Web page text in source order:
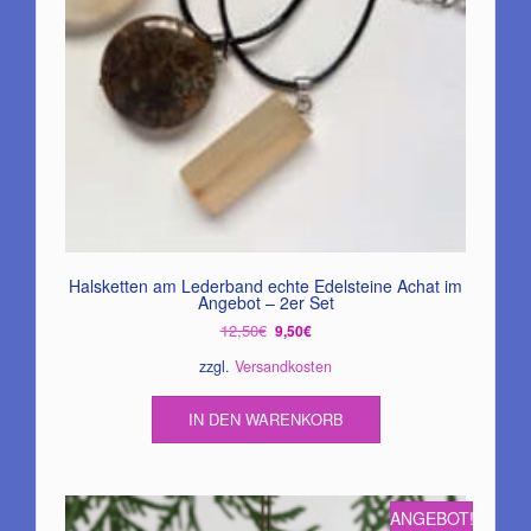
Halsketten am Lederband echte Edelsteine Achat im
Angebot – 2er Set
12,50€ Ursprünglicher
war:
12,50€
9,50€Aktueller
ist:
9,50€.
zzgl. Versandkosten
IN DEN WARENKORB
ANGEBOT!